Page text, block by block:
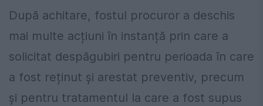
După achitare, fostul procuror a deschis
mai multe acțiuni în instanță prin care a
solicitat despăgubiri pentru perioada în care
a fost reținut și arestat preventiv, precum
și pentru tratamentul la care a fost supus